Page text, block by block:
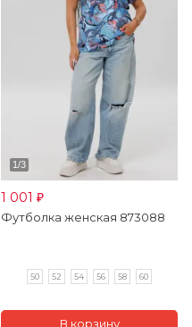
1 001 ₽
Футболка женская 873088
50 52 54 56 58 60